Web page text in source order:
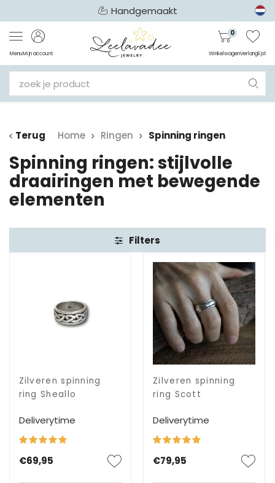
Handgemaakt
MenuMijn account
0
WinkelwagenVerlanglijst
Terug Home Ringen Spinning ringen
Spinning ringen: stijlvolle
draairingen met bewegende
elementen
Filters
Zilveren spinning
ring Sheallo
Deliverytime
€69,95
Zilveren spinning
ring Scott
Deliverytime
€79,95